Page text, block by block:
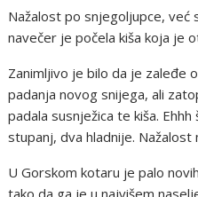
Nažalost po snjegoljupce, već
navečer je počela kiša koja je
Zanimljivo je bilo da je zaleđe
padanja novog snijega, ali
padala susnježica te kiša.
stupanj, dva hladnije. Nažalost
U Gorskom kotaru je palo
tako da ga je u najvišem